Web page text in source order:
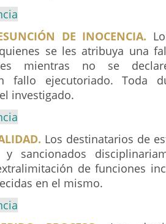
DE INOCENCIA.
se les atribuya una
mientras no se
fallo ejecutoriado. Toda
investigado.
Los destinatarios de
y sancionados
de funciones
en el mismo.